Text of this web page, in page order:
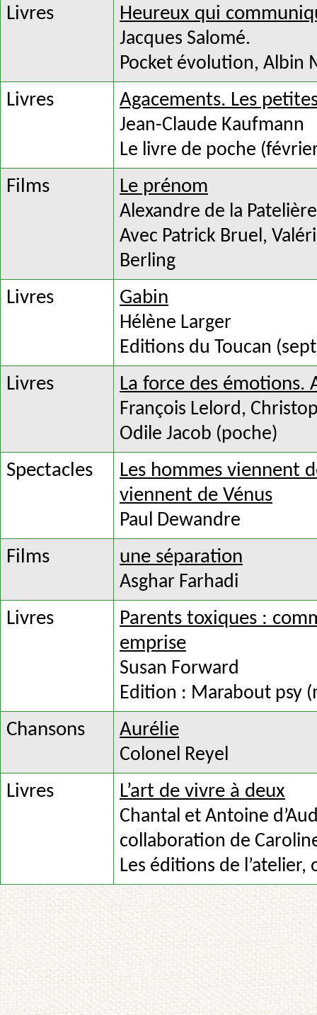
Livres Heureux qui
Jacques Salomé.
Pocket évolution, Albin
Livres Agacements. Les
Jean-Claude Kaufmann
Le livre de poche
Films Le prénom
Alexandre de la
Avec Patrick Bruel,
Berling
Livres Gabin
Hélène Larger
Editions du Toucan
Livres La force des émotions.
François Lelord,
Odile Jacob (poche)
Spectacles
Les hommes viennent
viennent de Vénus
Paul Dewandre
Films une séparation
Asghar Farhadi
Livres
Parents toxiques :
emprise
Susan Forward
Edition : Marabout psy
Chansons Aurélie
Colonel Reyel
Livres L’art de vivre à deux
Chantal et Antoine
collaboration de
Les éditions de l’atelier,